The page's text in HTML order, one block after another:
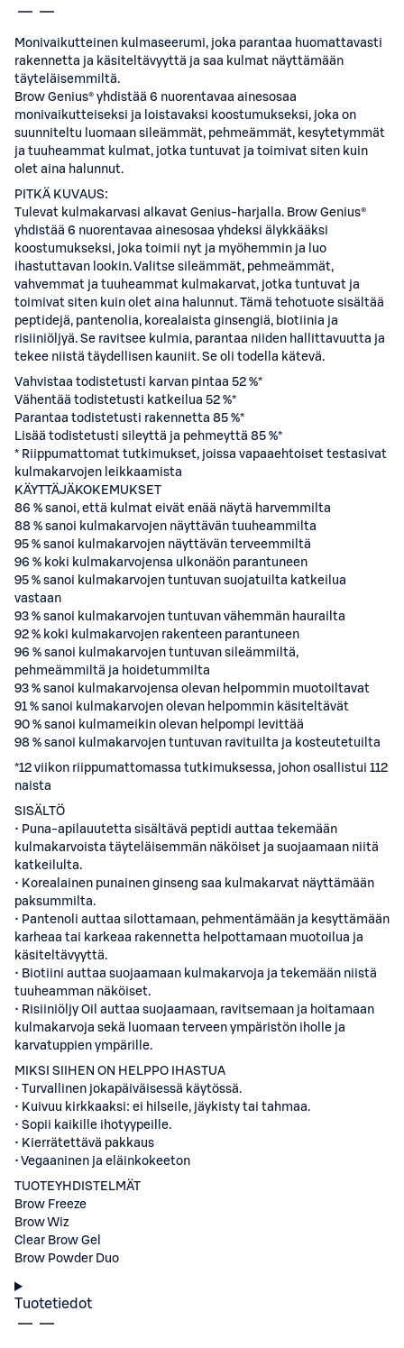
Monivaikutteinen kulmaseerumi, joka parantaa huomattavasti
rakennetta ja käsiteltävyyttä ja saa kulmat näyttämään
täyteläisemmiltä.
Brow Genius® yhdistää 6 nuorentavaa ainesosaa
monivaikutteiseksi ja loistavaksi koostumukseksi, joka on
suunniteltu luomaan sileämmät, pehmeämmät, kesytetymmät
ja tuuheammat kulmat, jotka tuntuvat ja toimivat siten kuin
olet aina halunnut.
PITKÄ KUVAUS:
Tulevat kulmakarvasi alkavat Genius-harjalla. Brow Genius®
yhdistää 6 nuorentavaa ainesosaa yhdeksi älykkääksi
koostumukseksi, joka toimii nyt ja myöhemmin ja luo
ihastuttavan lookin. Valitse sileämmät, pehmeämmät,
vahvemmat ja tuuheammat kulmakarvat, jotka tuntuvat ja
toimivat siten kuin olet aina halunnut. Tämä tehotuote sisältää
peptidejä, pantenolia, korealaista ginsengiä, biotiinia ja
risiiniöljyä. Se ravitsee kulmia, parantaa niiden hallittavuutta ja
tekee niistä täydellisen kauniit. Se oli todella kätevä.
Vahvistaa todistetusti karvan pintaa 52 %*
Vähentää todistetusti katkeilua 52 %*
Parantaa todistetusti rakennetta 85 %*
Lisää todistetusti sileyttä ja pehmeyttä 85 %*
* Riippumattomat tutkimukset, joissa vapaaehtoiset testasivat
kulmakarvojen leikkaamista
KÄYTTÄJÄKOKEMUKSET
86 % sanoi, että kulmat eivät enää näytä harvemmilta
88 % sanoi kulmakarvojen näyttävän tuuheammilta
95 % sanoi kulmakarvojen näyttävän terveemmiltä
96 % koki kulmakarvojensa ulkonäön parantuneen
95 % sanoi kulmakarvojen tuntuvan suojatuilta katkeilua
vastaan
93 % sanoi kulmakarvojen tuntuvan vähemmän haurailta
92 % koki kulmakarvojen rakenteen parantuneen
96 % sanoi kulmakarvojen tuntuvan sileämmiltä,
pehmeämmiltä ja hoidetummilta
93 % sanoi kulmakarvojensa olevan helpommin muotoiltavat
91 % sanoi kulmakarvojen olevan helpommin käsiteltävät
90 % sanoi kulmameikin olevan helpompi levittää
98 % sanoi kulmakarvojen tuntuvan ravituilta ja kosteutetuilta
*12 viikon riippumattomassa tutkimuksessa, johon osallistui 112
naista
SISÄLTÖ
• Puna-apilauutetta sisältävä peptidi auttaa tekemään
kulmakarvoista täyteläisemmän näköiset ja suojaamaan niitä
katkeilulta.
• Korealainen punainen ginseng saa kulmakarvat näyttämään
paksummilta.
• Pantenoli auttaa silottamaan, pehmentämään ja kesyttämään
karheaa tai karkeaa rakennetta helpottamaan muotoilua ja
käsiteltävyyttä.
• Biotiini auttaa suojaamaan kulmakarvoja ja tekemään niistä
tuuheamman näköiset.
• Risiiniöljy Oil auttaa suojaamaan, ravitsemaan ja hoitamaan
kulmakarvoja sekä luomaan terveen ympäristön iholle ja
karvatuppien ympärille.
MIKSI SIIHEN ON HELPPO IHASTUA
• Turvallinen jokapäiväisessä käytössä.
• Kuivuu kirkkaaksi: ei hilseile, jäykisty tai tahmaa.
• Sopii kaikille ihotyypeille.
• Kierrätettävä pakkaus
• Vegaaninen ja eläinkokeeton
TUOTEYHDISTELMÄT
Brow Freeze
Brow Wiz
Clear Brow Gel
Brow Powder Duo
Tuotetiedot